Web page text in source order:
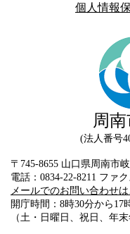
個人情報
周
法人番号
〒745-8655 山口県周南市
電話：0834-22-8211 ファ
メールでのお問い合わせ
開庁時間：8時30分から17
（土・日曜日、祝日、年